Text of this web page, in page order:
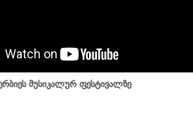
მუსიკალურ ფესტივალზე